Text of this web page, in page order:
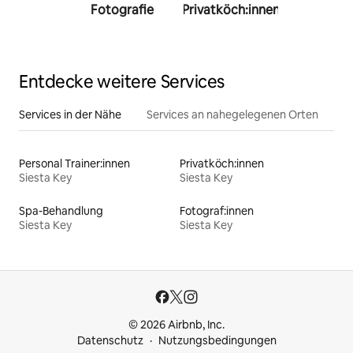
Fotografie Privatköch:innen
Entdecke weitere Services
Services in der Nähe Services an nahegelegenen Orten
Personal Trainer:innen
Siesta Key
Privatköch:innen
Siesta Key
Spa-Behandlung
Siesta Key
Fotograf:innen
Siesta Key
© 2026 Airbnb, Inc.
Datenschutz
Nutzungsbedingungen